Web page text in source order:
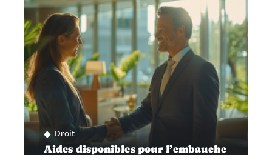
Droit
Aides disponibles pour l’embauche